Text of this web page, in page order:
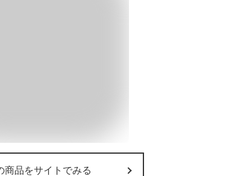
商品をサイトでみる